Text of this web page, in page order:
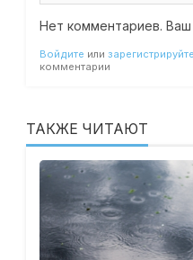
Нет комментариев.
Войдите или
комментарии
ТАКЖЕ ЧИТАЮТ